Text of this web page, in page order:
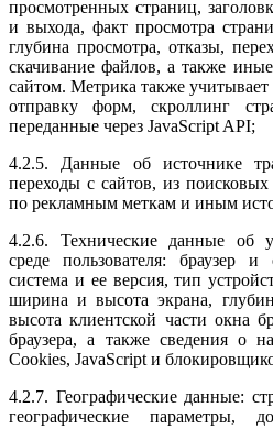
просмотренных страниц,
и выхода, факт просмотра
глубина просмотра, отказы,
скачивание файлов, а также
сайтом. Метрика также
отправку форм, скроллинг
переданные через JavaScript API;
4.2.5. Данные об источнике
переходы с сайтов, из
по рекламным меткам и иным
4.2.6. Технические данные об
среде пользователя: браузер
система и ее версия, тип
ширина и высота экрана,
высота клиентской части окна
браузера, а также сведения о
Cookies, JavaScript и
4.2.7. Географические данные:
географические параметры,